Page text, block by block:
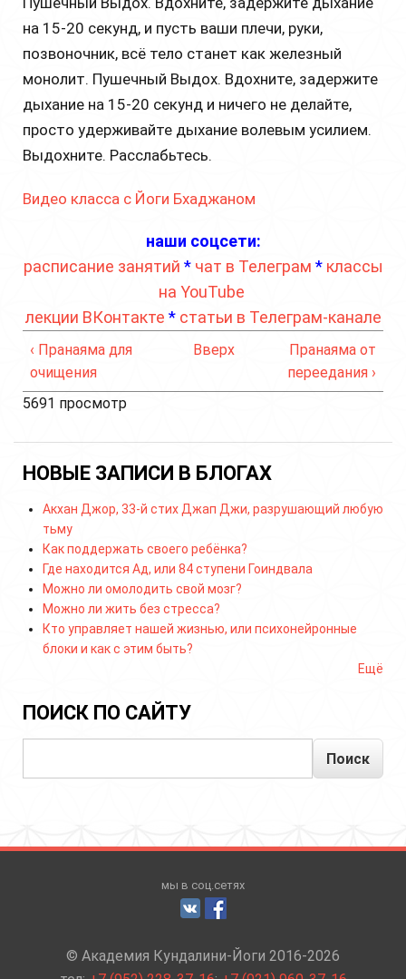
на 15-20 секунд, и пусть ваши плечи, руки,
позвоночник, всё тело станет как железный
монолит. Пушечный Выдох. Вдохните, задержите
дыхание на 15-20 секунд и ничего не делайте,
просто удерживайте дыхание волевым усилием.
Выдохните. Расслабьтесь.
Видео класса с Йоги Бхаджаном
наши соцсети:
расписание занятий * чат в Телеграм * классы
на YouTube
лекции ВКонтакте * статьи в Телеграм-канале
‹ Пранаяма для
очищения
Вверх
Пранаяма от
переедания ›
5691 просмотр
НОВЫЕ ЗАПИСИ В БЛОГАХ
Акхан Джор, 33-й стих Джап Джи, разрушающий любую
тьму
Как поддержать своего ребёнка?
Где находится Ад, или 84 ступени Гоиндвала
Можно ли омолодить свой мозг?
Можно ли жить без стресса?
Кто управляет нашей жизнью, или психонейронные
блоки и как с этим быть?
Ещё
ПОИСК ПО САЙТУ
мы в соц.сетях
© Академия Кундалини-Йоги 2016-2026